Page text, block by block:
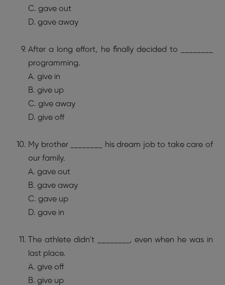
C. gave out
D. gave away
After a long effort, he finally decided to ________
programming.
A. give in
B. give up
C. give away
D. give off
My brother ________ his dream job to take care of
our family.
A. gave out
B. gave away
C. gave up
D. gave in
The athlete didn’t ________, even when he was in
last place.
A. give off
B. give up